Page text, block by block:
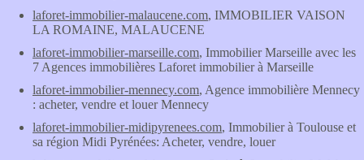
laforet-immobilier-malaucene.com, IMMOBILIER VAISON
LA ROMAINE, MALAUCENE
laforet-immobilier-marseille.com, Immobilier Marseille avec les
7 Agences immobilières Laforet immobilier à Marseille
laforet-immobilier-mennecy.com, Agence immobilière Mennecy
: acheter, vendre et louer Mennecy
laforet-immobilier-midipyrenees.com, Immobilier à Toulouse et
sa région Midi Pyrénées: Acheter, vendre, louer